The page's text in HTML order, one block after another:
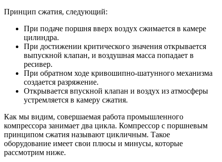
Принцип сжатия, следующий:
При подаче поршня вверх воздух сжимается в камере
цилиндра.
При достижении критического значения открывается
выпускной клапан, и воздушная масса попадает в
ресивер.
При обратном ходе кривошипно-шатунного механизма
создается разряжение.
Открывается впускной клапан и воздух из атмосферы
устремляется в камеру сжатия.
Как мы видим, совершаемая работа промышленного
компрессора занимает два цикла. Компрессор с поршневым
принципом сжатия называют цикличным. Такое
оборудование имеет свои плюсы и минусы, которые
рассмотрим ниже.